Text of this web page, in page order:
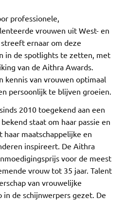
professionele,
vrouwen uit West- en
ernaar om deze
in de spotlights te zetten, met
van de Aithra Awards.
kennis van vrouwen optimaal
persoonlijk te blijven groeien.
2010 toegekend aan een
staat om haar passie en
maatschappelijke en
inspireert. De Aithra
voor de meest
vrouw tot 35 jaar. Talent
van vrouwelijke
in de schijnwerpers gezet. De